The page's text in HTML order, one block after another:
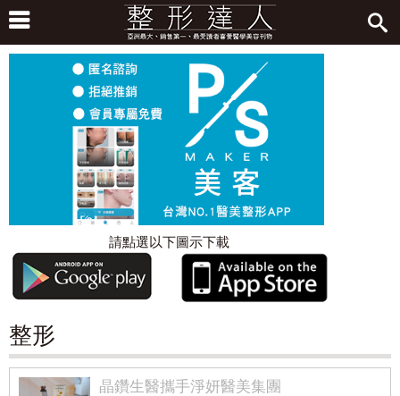
請點選以下圖示下載
整形
晶鑽生醫攜手淨妍醫美集團